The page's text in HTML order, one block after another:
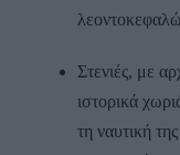
Στενιές, με
ιστορικά
τη ναυτική